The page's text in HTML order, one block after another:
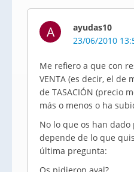
A
ayudas10
23/06/2010
Me refiero a que con
VENTA (es decir, el de
de TASACIÓN (precio
más o menos o ha
No lo que os han dado
depende de lo que
última pregunta: